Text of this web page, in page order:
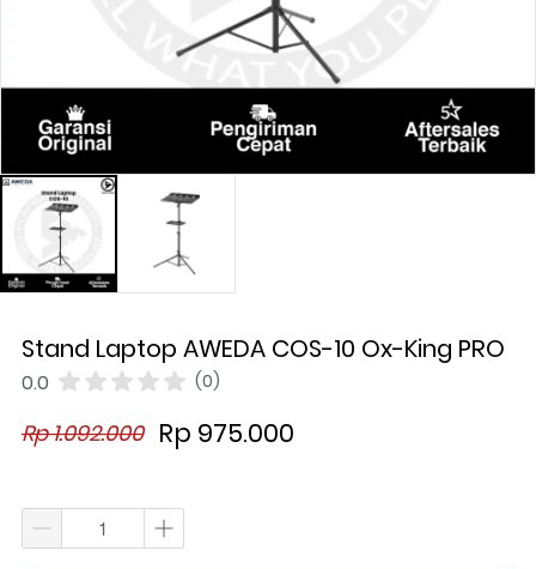
Stand Laptop AWEDA COS-10 Ox-King PRO
0.0 (0)
Rp 1.092.000 Rp 975.000